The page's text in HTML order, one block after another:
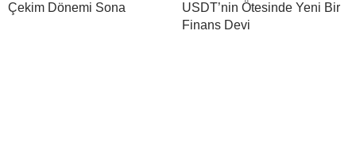
Çekim Dönemi Sona
USDT’nin Ötesinde Yeni Bir
Finans Devi